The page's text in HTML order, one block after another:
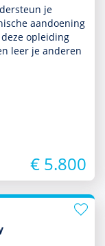
je
aandoening
opleiding
leer je anderen
€ 5.800